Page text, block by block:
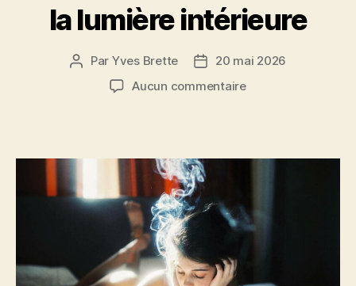
la lumière intérieure
Auteur
l’article
Par Yves Brette
Date20 mai 2026
Aucun commentairesur